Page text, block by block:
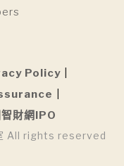
Policy
財網IPO
All rights reserved